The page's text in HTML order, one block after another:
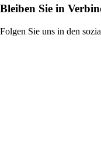
Bleiben Sie in
Folgen Sie uns in den